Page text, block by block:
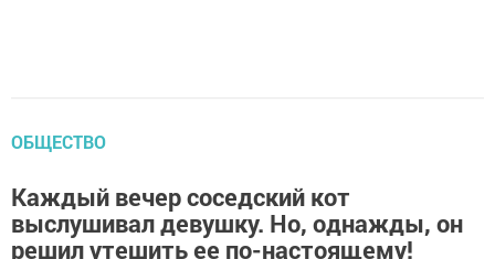
ОБЩЕСТВО
Каждый вечер соседский кот
выслушивал девушку. Но, однажды, он
решил утешить ее по-настоящему!